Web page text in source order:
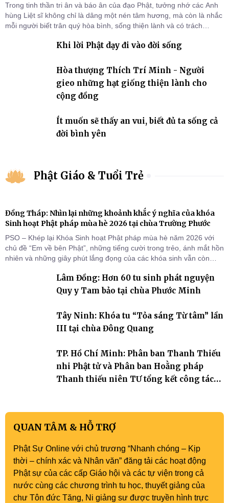
Trong tinh thần tri ân và báo ân của đạo Phật, tưởng nhớ các Anh
hùng Liệt sĩ không chỉ là dâng một nén tâm hương, mà còn là nhắc
mỗi người biết trân quý hòa bình, sống thiện lành và có trách
Khi lời Phật dạy đi vào đời sống
Hòa thượng Thích Trí Minh - Người
gieo những hạt giống thiện lành cho
cộng đồng
Ít muốn sẽ thấy an vui, biết đủ ta sống cả
đời bình yên
Phật Giáo & Tuổi Trẻ
Đồng Tháp: Nhìn lại những khoảnh khắc ý nghĩa của khóa
Sinh hoạt Phật pháp mùa hè 2026 tại chùa Trường Phước
PSO – Khép lại Khóa Sinh hoạt Phật pháp mùa hè năm 2026 với
chủ đề “Em về bên Phật”, những tiếng cười trong trẻo, ánh mắt hồn
nhiên và những giây phút lắng đọng của các khóa sinh vẫn còn
Tháp). Những tuần tu học ngắn ngủi nhưng đã trở thành hành
trang quý báu, gieo những hạt giống thiện l
Lâm Đồng: Hơn 60 tu sinh phát nguyện
Quy y Tam bảo tại chùa Phước Minh
Tây Ninh: Khóa tu “Tỏa sáng Từ tâm” lần
III tại chùa Đông Quang
TP. Hồ Chí Minh: Phân ban Thanh Thiếu
nhi Phật tử và Phân ban Hoằng pháp
Thanh thiếu niên TƯ tổng kết công tác
QUAN TÂM & HỖ TRỢ
Phật Sự Online với chủ trương “Nhanh chóng – Kịp
thời – chính xác và Nhân văn” đăng tải các hoạt động
Phật sự của các cấp Giáo hội và các tự viện trong cả
nước cùng các chương trình tu học, thuyết giảng của
chư Tôn đức Tăng, Ni giảng sư được truyền hình trực